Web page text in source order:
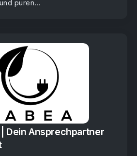
puren...
| Dein Ansprechpartner